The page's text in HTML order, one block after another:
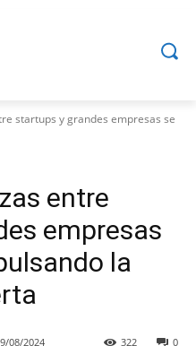
startups y grandes empresas se
entre
empresas
la
08/2024 0
322